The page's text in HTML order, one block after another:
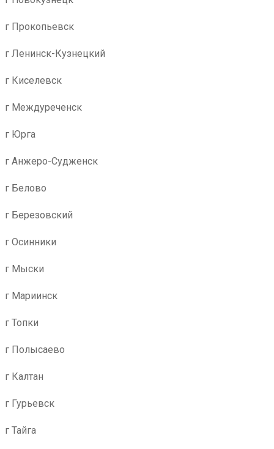
г Прокопьевск
г Ленинск-Кузнецкий
г Киселевск
г Междуреченск
г Юрга
г Анжеро-Судженск
г Белово
г Березовский
г Осинники
г Мыски
г Мариинск
г Топки
г Полысаево
г Калтан
г Гурьевск
г Тайга